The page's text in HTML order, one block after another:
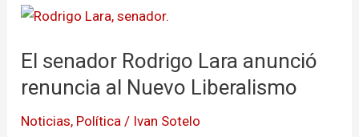
El senador Rodrigo Lara anunció
renuncia al Nuevo Liberalismo
Noticias, Política / Ivan Sotelo
El
Rodrigo
Lara
renuncia